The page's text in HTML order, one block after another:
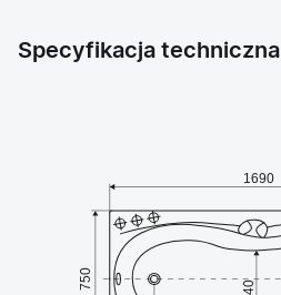
Specyfikacja techniczna